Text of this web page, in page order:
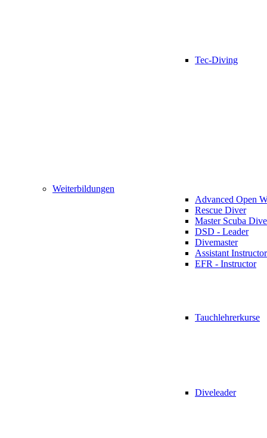
Tec-Diving
Weiterbildungen
Advanced Open
Rescue Diver
Master Scuba
DSD - Leader
Divemaster
Assistant Instructor
EFR - Instructor
Tauchlehrerkurse
Diveleader